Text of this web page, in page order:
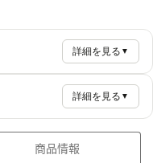
詳細を見る ▼
詳細を見る ▼
商品情報